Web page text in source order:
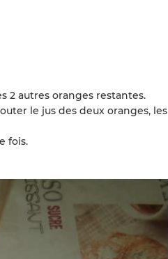
2 autres oranges restantes.
le jus des deux oranges, les
fois.